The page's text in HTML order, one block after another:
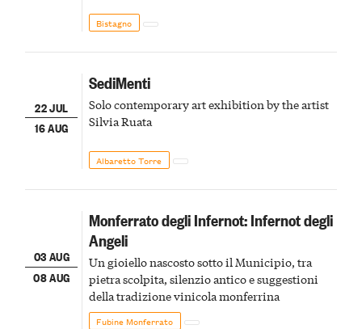
Bistagno
22 JUL
16 AUG
SediMenti
Solo contemporary art exhibition by the artist
Silvia Ruata
Albaretto Torre
03 AUG
08 AUG
Monferrato degli Infernot: Infernot degli
Angeli
Un gioiello nascosto sotto il Municipio, tra
pietra scolpita, silenzio antico e suggestioni
della tradizione vinicola monferrina
Fubine Monferrato